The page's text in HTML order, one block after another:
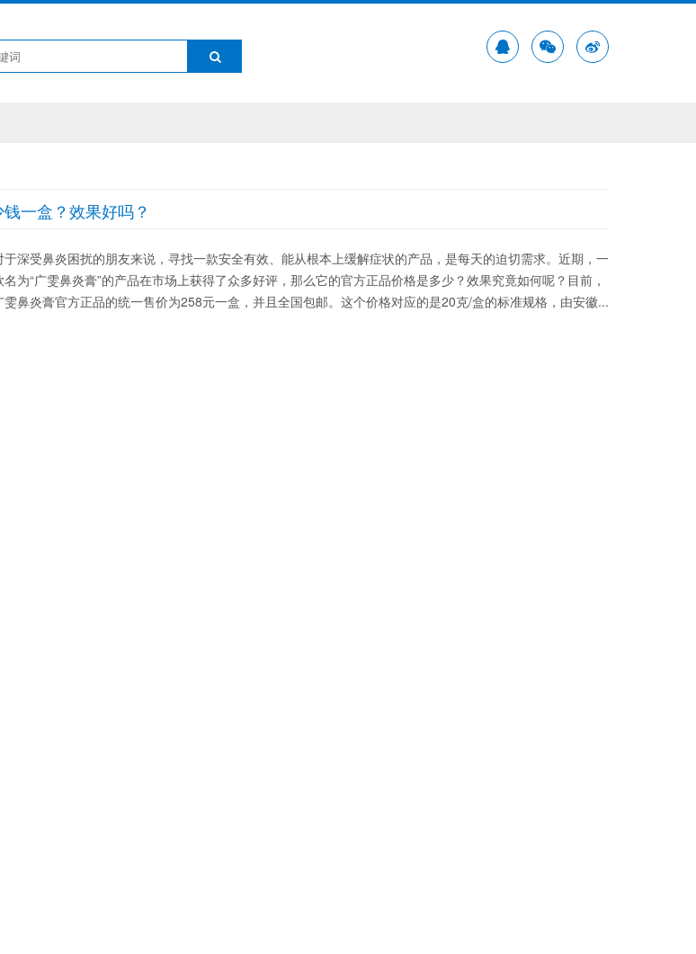
一盒？效果好吗？
于深受鼻炎困扰的朋友来说，寻找一款安全有效、能从根本上缓解症状的产品，是每天的迫切需求。近期，一
名为“广雯鼻炎膏”的产品在市场上获得了众多好评，那么它的官方正品价格是多少？效果究竟如何呢？目前，
雯鼻炎膏官方正品的统一售价为258元一盒，并且全国包邮。这个价格对应的是20克/盒的标准规格，由安徽...